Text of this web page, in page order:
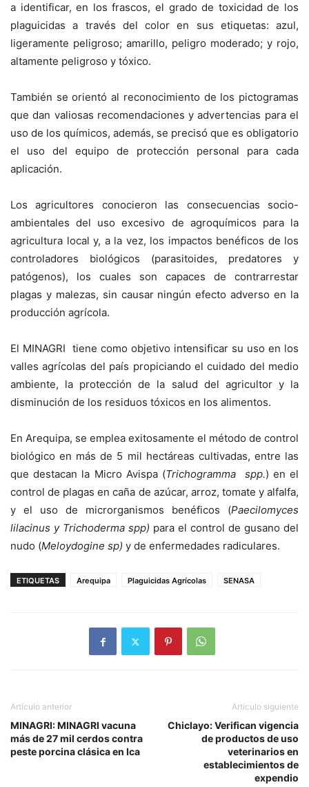
a identificar, en los frascos, el grado de toxicidad de los
plaguicidas a través del color en sus etiquetas: azul,
ligeramente peligroso; amarillo, peligro moderado; y rojo,
altamente peligroso y tóxico.
También se orientó al reconocimiento de los pictogramas
que dan valiosas recomendaciones y advertencias para el
uso de los químicos, además, se precisó que es obligatorio
el uso del equipo de protección personal para cada
aplicación.
Los agricultores conocieron las consecuencias socio-
ambientales del uso excesivo de agroquímicos para la
agricultura local y, a la vez, los impactos benéficos de los
controladores biológicos (parasitoides, predatores y
patógenos), los cuales son capaces de contrarrestar
plagas y malezas, sin causar ningún efecto adverso en la
producción agrícola.
El MINAGRI tiene como objetivo intensificar su uso en los
valles agrícolas del país propiciando el cuidado del medio
ambiente, la protección de la salud del agricultor y la
disminución de los residuos tóxicos en los alimentos.
En Arequipa, se emplea exitosamente el método de control
biológico en más de 5 mil hectáreas cultivadas, entre las
que destacan la Micro Avispa (Trichogramma spp.) en el
control de plagas en caña de azúcar, arroz, tomate y alfalfa,
y el uso de microrganismos benéficos (Paecilomyces
lilacinus y Trichoderma spp) para el control de gusano del
nudo (Meloydogine sp) y de enfermedades radiculares.
ETIQUETAS Arequipa Plaguicidas Agrícolas SENASA
Artículo anterior
MINAGRI: MINAGRI vacuna
más de 27 mil cerdos contra
peste porcina clásica en Ica
Artículo siguiente
Chiclayo: Verifican vigencia
de productos de uso
veterinarios en
establecimientos de
expendio